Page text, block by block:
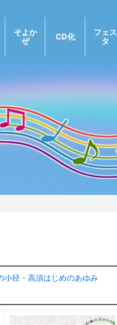
そよか
ぜ
CD化
フェス
タ
小径・高須はじめのあゆみ